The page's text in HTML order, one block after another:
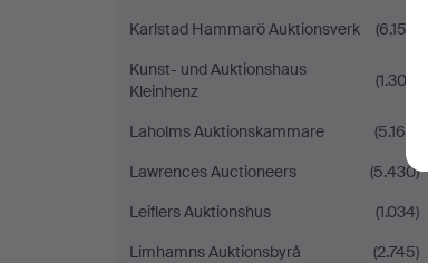
Karlstad Hammarö Auktionsverk
(6.152)
Kunst- und Auktionshaus
Kleinhenz
(1.303)
Laholms Auktionskammare
(5.169)
Lawrences Auctioneers
(5.430)
Leiflers Auktionshus
(1.034)
Limhamns Auktionsbyrå
(2.745)